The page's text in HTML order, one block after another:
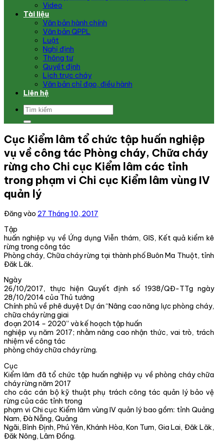
Video
Tài liệu
Văn bản hành chính
Văn bản QPPL
Luật
Nghị định
Thông tư
Quyết định
Lịch trực cháy
Văn bản chỉ đạo, điều hành
Liên hệ
Cục Kiểm lâm tổ chức tập huấn nghiệp
vụ về công tác Phòng cháy, Chữa cháy
rừng cho Chi cục Kiểm lâm các tỉnh
trong phạm vi Chi cục Kiểm lâm vùng IV
quản lý
Đăng vào 27 Tháng 10, 2017
Tập
huấn nghiệp vụ về Ứng dụng Viễn thám, GIS, Kết quả kiểm kê
rừng trong công tác
Phòng cháy, Chữa cháy rừng tại thành phố Buôn Ma Thuột, tỉnh
Đăk Lăk.
Ngày
26/10/2017, thực hiện Quyết định số 1938/QĐ-TTg ngày
28/10/2014 của Thủ tướng
Chính phủ về phê duyệt Dự án “Nâng cao năng lực phòng cháy,
chữa cháy rừng giai
đoạn 2014 – 2020” và kế hoạch tập huấn
nghiệp vụ năm 2017; nhằm nâng cao nhận thức, vai trò, trách
nhiệm về công tác
phòng cháy chữa cháy rừng.
Cục
Kiểm lâm đã tổ chức tập huấn nghiệp vụ về phòng cháy chữa
cháy rừng năm 2017
cho các cán bộ kỹ thuật phụ trách công tác quản lý bảo vệ
rừng của các tỉnh trong
phạm vi Chi cục Kiểm lâm vùng IV quản lý bao gồm: tỉnh Quảng
Nam, Đà Nẵng, Quảng
Ngãi, Bình Định, Phú Yên, Khánh Hòa, Kon Tum, Gia Lai, Đăk Lăk,
Đăk Nông, Lâm Đồng.